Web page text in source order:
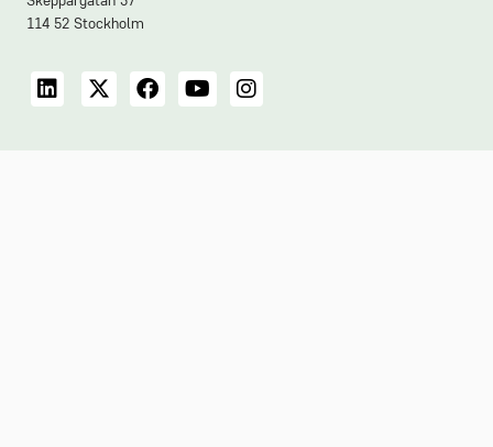
114 52 Stockholm
LinkedIn
X Facebook
YouTubeInstagram